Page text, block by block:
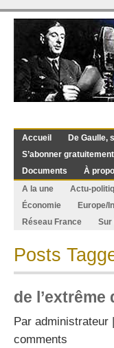
Accueil De Gaulle,
S’abonner
Documents
À
A la une
Actu-
Économie
Europe/
Réseau France
Sur
Posts
de
Par administrateur
comments